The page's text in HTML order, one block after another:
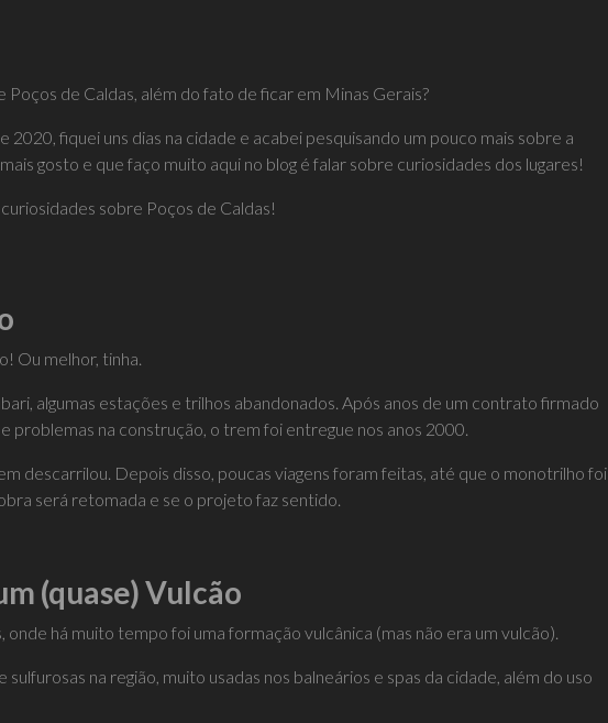
de Caldas, além do fato de ficar em Minas Gerais?
2020, fiquei uns dias na cidade e acabei pesquisando um pouco mais sobre a
gosto e que faço muito aqui no blog é falar sobre curiosidades dos lugares!
sobre Poços de Caldas!
Ou melhor, tinha.
algumas estações e trilhos abandonados. Após anos de um contrato firmado
problemas na construção, o trem foi entregue nos anos 2000.
descarrilou. Depois disso, poucas viagens foram feitas, até que o monotrilho foi
será retomada e se o projeto faz sentido.
(quase) Vulcão
há muito tempo foi uma formação vulcânica (mas não era um vulcão).
na região, muito usadas nos balneários e spas da cidade, além do uso